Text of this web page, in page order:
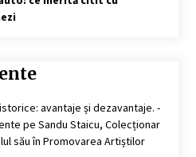
avantaje și dezavantaje. -
pe Sandu Staicu, Colecționar
său în Promovarea Artiștilor